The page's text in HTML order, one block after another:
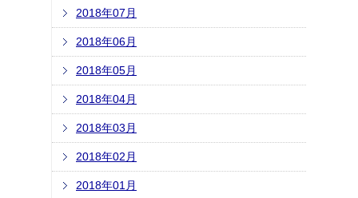
2018年07月
2018年06月
2018年05月
2018年04月
2018年03月
2018年02月
2018年01月